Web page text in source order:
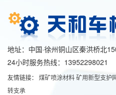
地址：中国·徐州铜山区秦洪桥北
24小时服务热线：13952298021
友情链接： 煤矿喷涂材料矿用新型支护
转支承